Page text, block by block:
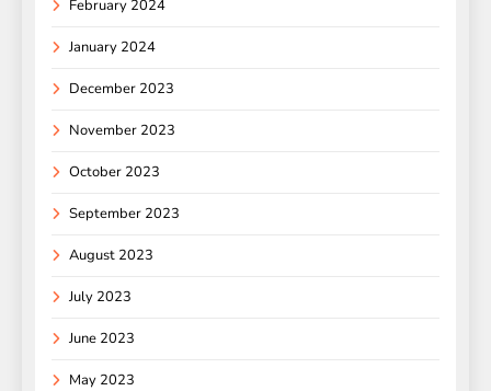
February 2024
January 2024
December 2023
November 2023
October 2023
September 2023
August 2023
July 2023
June 2023
May 2023